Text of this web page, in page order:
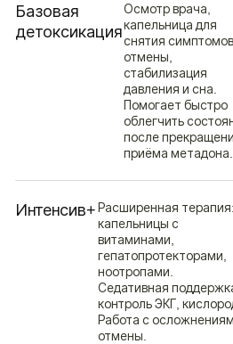
Базовая
детоксикация
Осмотр врача,
капельница для
снятия симптомов
отмены,
стабилизация
давления и сна.
Помогает быстро
облегчить
после
приёма метадона.
Интенсив+Расширенная терапия:
капельницы с
витаминами,
гепатопротекторами,
ноотропами.
Седативная
контроль ЭКГ,
Работа с
отмены.